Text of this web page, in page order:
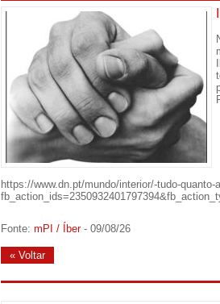
https://www.dn.pt/mundo/interior/-tudo-
Fonte: mPI / Íber - 09/08/26
« Voltar